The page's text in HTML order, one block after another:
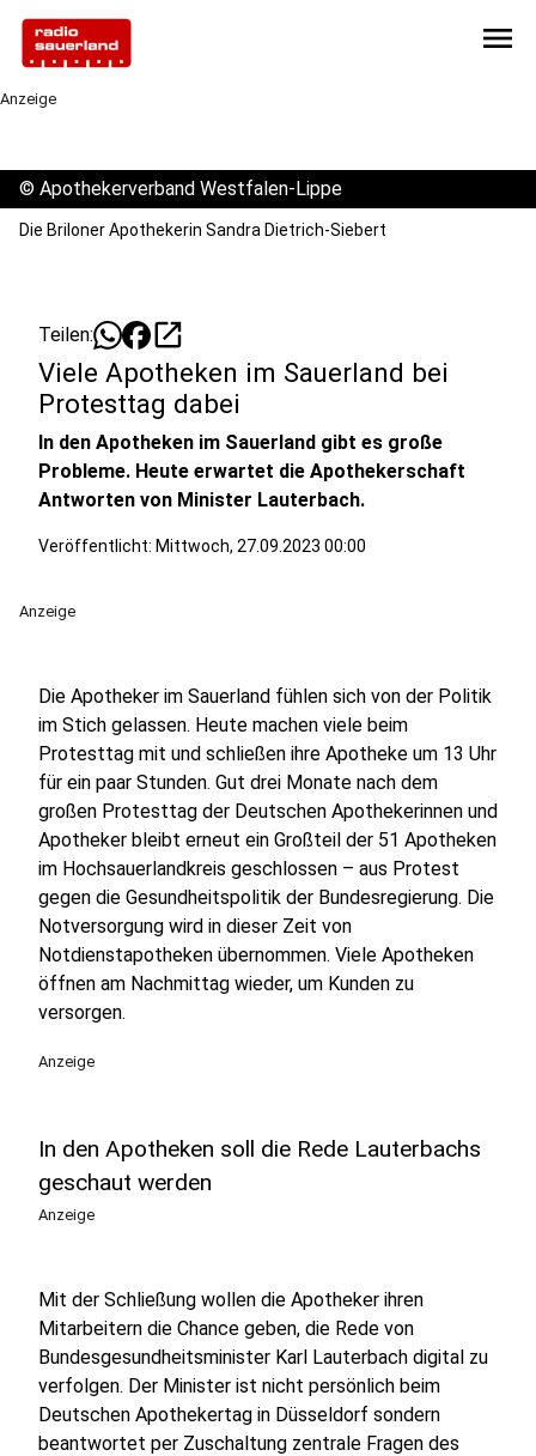
menu
Anzeige
© Apothekerverband Westfalen-Lippe
Die Briloner Apothekerin Sandra Dietrich-Siebert
Teilen: open_in_new
Viele Apotheken im Sauerland bei
Protesttag dabei
In den Apotheken im Sauerland gibt es große
Probleme. Heute erwartet die Apothekerschaft
Antworten von Minister Lauterbach.
Veröffentlicht: Mittwoch, 27.09.2023 00:00
Anzeige
Die Apotheker im Sauerland fühlen sich von der Politik
im Stich gelassen. Heute machen viele beim
Protesttag mit und schließen ihre Apotheke um 13 Uhr
für ein paar Stunden. Gut drei Monate nach dem
großen Protesttag der Deutschen Apothekerinnen und
Apotheker bleibt erneut ein Großteil der 51 Apotheken
im Hochsauerlandkreis geschlossen – aus Protest
gegen die Gesundheitspolitik der Bundesregierung. Die
Notversorgung wird in dieser Zeit von
Notdienstapotheken übernommen. Viele Apotheken
öffnen am Nachmittag wieder, um Kunden zu
versorgen.
Anzeige
In den Apotheken soll die Rede Lauterbachs
geschaut werden
Anzeige
Mit der Schließung wollen die Apotheker ihren
Mitarbeitern die Chance geben, die Rede von
Bundesgesundheitsminister Karl Lauterbach digital zu
verfolgen. Der Minister ist nicht persönlich beim
Deutschen Apothekertag in Düsseldorf sondern
beantwortet per Zuschaltung zentrale Fragen des